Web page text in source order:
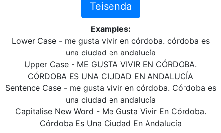
Teisenda
Examples:
Lower Case - me gusta vivir en córdoba. córdoba es
una ciudad en andalucía
Upper Case - ME GUSTA VIVIR EN CÓRDOBA.
CÓRDOBA ES UNA CIUDAD EN ANDALUCÍA
Sentence Case - me gusta vivir en córdoba. Córdoba es
una ciudad en andalucía
Capitalise New Word - Me Gusta Vivir En Córdoba.
Córdoba Es Una Ciudad En Andalucía